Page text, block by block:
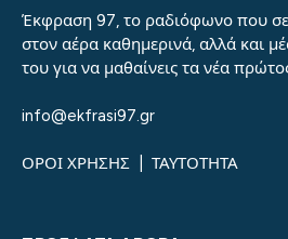
Έκφραση 97, το ραδιόφωνο που σε
στον αέρα καθημερινά, αλλά και
του για να μαθαίνεις τα νέα
info@ekfrasi97.gr
ΟΡΟΙ ΧΡΗΣΗΣ ΤΑΥΤΟΤΗΤΑ